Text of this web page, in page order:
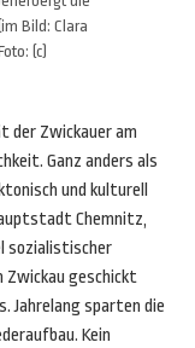
Bild: Clara
(c)
der Zwickauer am
Ganz anders als
und kulturell
Chemnitz,
sozialistischer
Zwickau geschickt
Jahrelang sparten die
Kein